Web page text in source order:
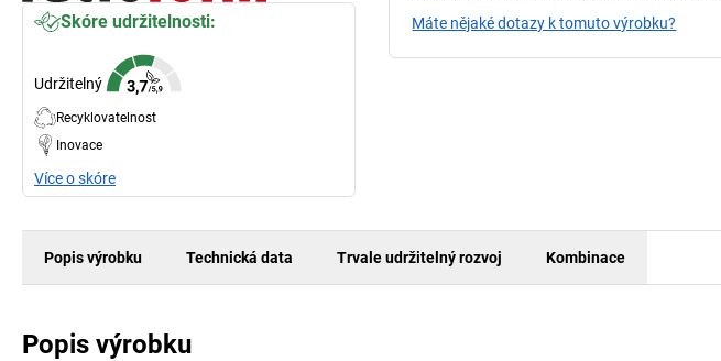
Skóre udržitelnosti:
Udržitelný
Recyklovatelnost
Inovace
Více o skóre
Máte nějaké dotazy k tomuto výrobku?
Popis výrobku Technická data Trvale udržitelný rozvoj Kombinace
Popis výrobku